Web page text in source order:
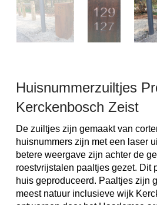
Huisnummerzuiltjes
Kerckenbosch Zeist
De zuiltjes zijn gemaakt van
huisnummers zijn met een laser
betere weergave zijn achter de
roestvrijstalen paaltjes gezet. Dit
huis geproduceerd. Paaltjes zijn
meest natuur inclusieve wijk